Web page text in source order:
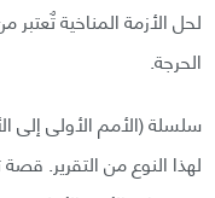
لحل الأزمة المناخية
الحرجة.
سلسلة (الأمم الأولى إلى
لهذا النوع من التقرير.